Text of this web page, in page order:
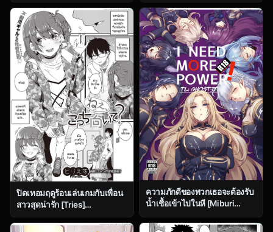
Aru Kaso Shuuraku no
Ohanashi The Story of a
Small Village With a Sexy
Custom
(FateGrand Order)
ปิดเทอมฤดูร้อนเล่นเกมกับเพื่อน
สาวสุดน่ารัก [Tries]
Nee,Kocchi muite
ความภักดีของพวกเธอจะต้องรับ
น้ำเชื้อเข้าไปในหี [Miburi
POWER! (Kage no